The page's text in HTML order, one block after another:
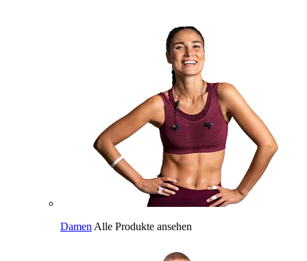
Damen Alle Produkte ansehen